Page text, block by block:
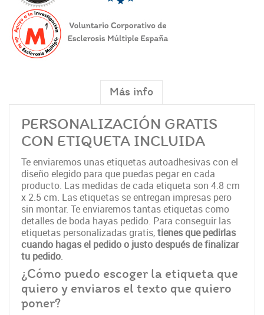
Más info
PERSONALIZACIÓN GRATIS
CON ETIQUETA INCLUIDA
Te enviaremos unas etiquetas autoadhesivas con el
diseño elegido para que puedas pegar en cada
producto. Las medidas de cada etiqueta son 4.8 cm
x 2.5 cm. Las etiquetas se entregan impresas pero
sin montar. Te enviaremos tantas etiquetas como
detalles de boda hayas pedido. Para conseguir las
etiquetas personalizadas gratis,tienes que pedirlas
cuando hagas el pedido o justo después de finalizar
tu pedido.
¿Cómo puedo escoger la etiqueta que
quiero y enviaros el texto que quiero
poner?